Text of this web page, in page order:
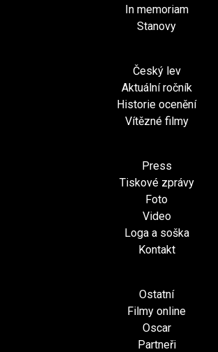
In memoriam
Stanovy
Český lev
Aktuální ročník
Historie ocenění
Vítězné filmy
Press
Tiskové zprávy
Foto
Video
Loga a soška
Kontakt
Ostatní
Filmy online
Oscar
Partneři